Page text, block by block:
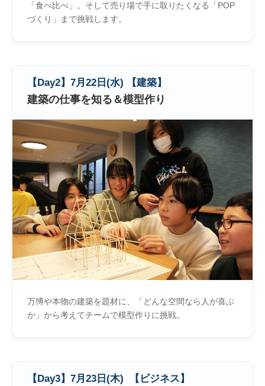
「食べ比べ」。そして売り場で手に取りたくなる「POP
づくり」まで挑戦します。
【Day2】7月22日(水) 【建築】
建築の仕事を知る＆模型作り
万博や本物の建築を題材に、「どんな空間なら人が喜ぶ
か」から考えてチームで模型作りに挑戦。
【Day3】7月23日(木) 【ビジネス】